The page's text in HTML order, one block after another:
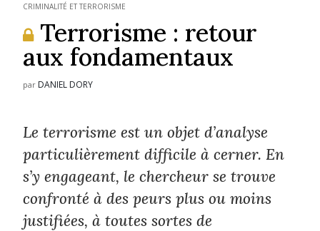
CRIMINALITÉ ET TERRORISME
Terrorisme : retour
aux fondamentaux
par DANIEL DORY
Le terrorisme est un objet d’analyse
particulièrement difficile à cerner. En
s’y engageant, le chercheur se trouve
confronté à des peurs plus ou moins
justifiées, à toutes sortes de